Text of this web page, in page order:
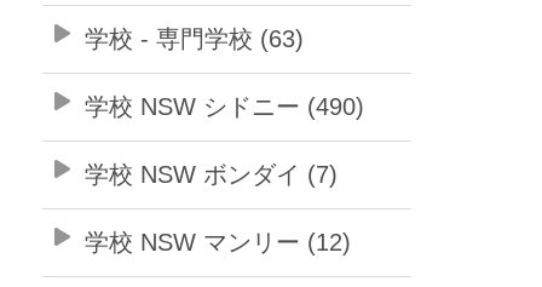
学校 - 専門学校 (63)
学校 NSW シドニー (490)
学校 NSW ボンダイ (7)
学校 NSW マンリー (12)